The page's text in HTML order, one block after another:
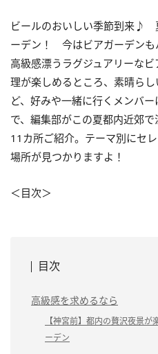
ビールのおいしい季節到来♪
ーデン！ 今はビアガーデンも
高級感漂うラグジュアリーな
理が楽しめるところ、素晴ら
ど、好みや一緒に行くメンバ
で、編集部がこの夏都内近郊
11カ所ご紹介。テーマ別にセ
場所が見つかりますよ！
＜目次＞
目次
高級感を求めるなら
【神宮前】都内の贅沢夜景
ーデン